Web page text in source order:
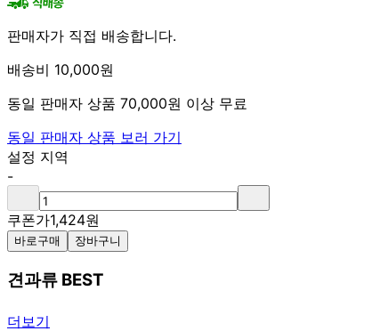
판매자가 직접 배송합니다.
배송비 10,000원
동일 판매자 상품 70,000원 이상 무료
동일 판매자 상품 보러 가기
설정 지역
-
쿠폰가1,424원
바로구매 장바구니
견과류 BEST
더보기